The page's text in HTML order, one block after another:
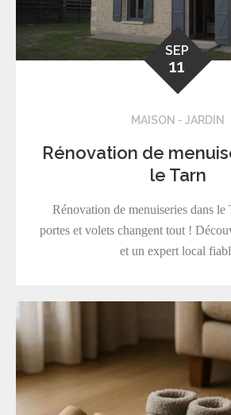
SEP
11
MAISON - JARDIN
Rénovation de
le Tarn
Rénovation de menuiseries dans le
portes et volets changent tout !
et un expert local